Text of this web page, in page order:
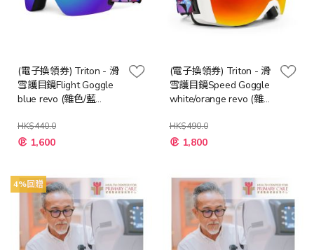
(電子換領券) Triton - 滑
雪護目鏡Flight Goggle
blue revo (雜色/藍
HK$440.0
1,600
(電子換領券) Triton - 滑
雪護目鏡Speed Goggle
white/orange revo (雜
HK$490.0
1,800
4%回贈